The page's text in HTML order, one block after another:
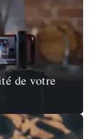
de votre